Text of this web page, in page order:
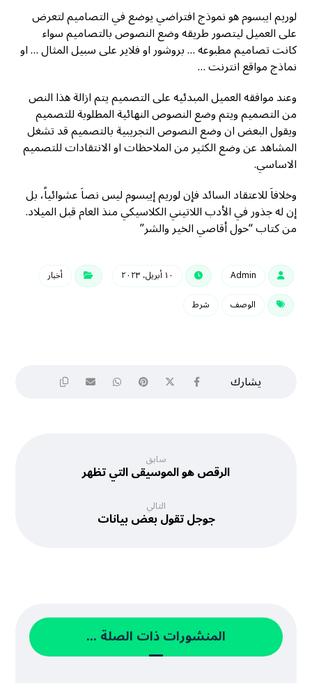
لوريم ايبسوم هو نموذج افتراضي يوضع في التصاميم لتعرض
على العميل ليتصور طريقه وضع النصوص بالتصاميم سواء
كانت تصاميم مطبوعه … بروشور او فلاير على سبيل المثال … او
نماذج مواقع انترنت …
وعند موافقه العميل المبدئيه على التصميم يتم ازالة هذا النص
من التصميم ويتم وضع النصوص النهائية المطلوبة للتصميم
ويقول البعض ان وضع النصوص التجريبية بالتصميم قد تشغل
المشاهد عن وضع الكثير من الملاحظات او الانتقادات للتصميم
الاساسي.
وخلافاَ للاعتقاد السائد فإن لوريم إيبسوم ليس نصاَ عشوائياً، بل
إن له جذور في الأدب اللاتيني الكلاسيكي منذ العام قبل الميلاد.
من كتاب “حول أقاصي الخير والشر”
Admin ١٠ أبريل، ٢٠٢٣
أخبار
الوصف
شرط
سابق
الرقص هو الموسيقى التي تظهر
التالي
جوجل تقول بعض بيانات
المنشورات ذات الصلة ...